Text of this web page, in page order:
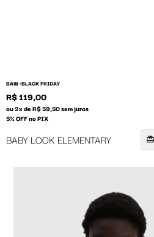
BAW •BLACK FRIDAY
R$ 119,00
ou 2x de R$ 59,50 sem juros
5% OFF no PIX
BABY LOOK ELEMENTARY